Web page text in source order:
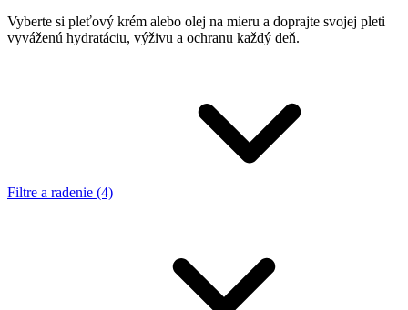
Vyberte si pleťový krém alebo olej na mieru a doprajte svojej pleti
vyváženú hydratáciu, výživu a ochranu každý deň.
Filtre a radenie (4)